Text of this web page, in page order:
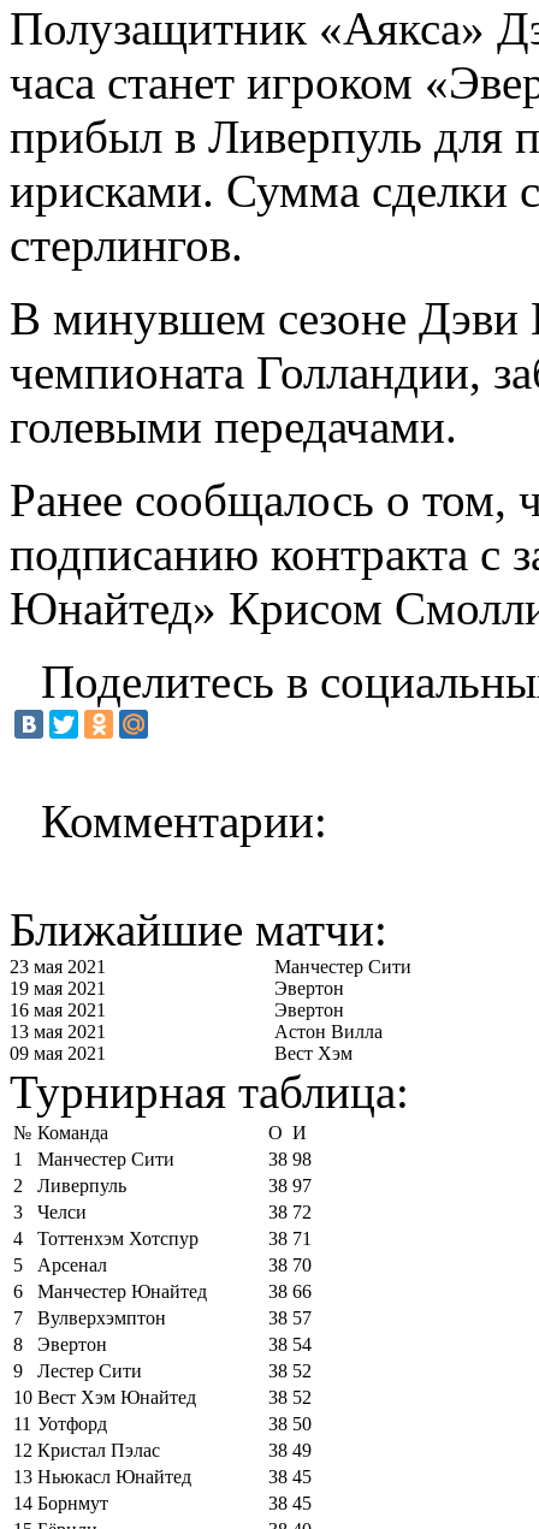
Полузащитник «Аякса»
часа станет игроком
прибыл в Ливерпуль для
ирисками. Сумма сделки
стерлингов.
В минувшем сезоне Дэви
чемпионата Голландии,
голевыми передачами.
Ранее сообщалось о том,
подписанию контракта с
Юнайтед» Крисом
Поделитесь в
Комментарии:
Ближайшие матчи:
23 мая 2021
Манчестер Сити
19 мая 2021
Эвертон
16 мая 2021
Эвертон
13 мая 2021
Астон Вилла
09 мая 2021
Вест Хэм
Турнирная таблица:
№ Команда О И
1
Манчестер Сити 38 98
2
Ливерпуль 38 97
3
Челси 38 72
4
Тоттенхэм Хотспур 38 71
5
Арсенал 38 70
6
Манчестер Юнайтед 38 66
7
Вулверхэмптон 38 57
8
Эвертон 38 54
9
Лестер Сити 38 52
10 Вест Хэм Юнайтед 38 52
11 Уотфорд 38 50
12 Кристал Пэлас 38 49
13 Ньюкасл Юнайтед 38 45
14 Борнмут 38 45